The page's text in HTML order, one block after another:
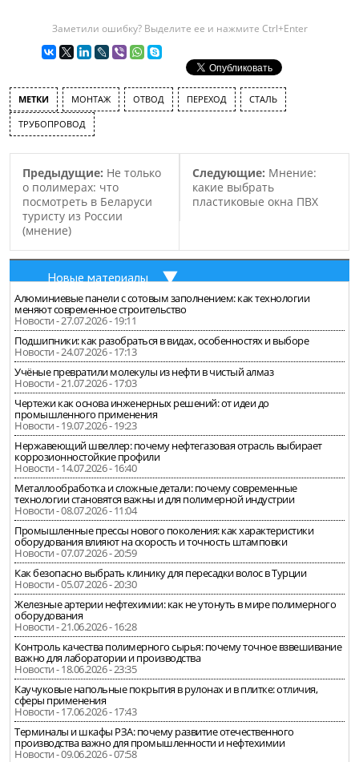
Заметили ошибку? Выделите ее и нажмите Ctrl+Enter
МЕТКИ МОНТАЖ ОТВОД ПЕРЕХОД СТАЛЬ
ТРУБОПРОВОД
Предыдущие: Не только
о полимерах: что
посмотреть в Беларуси
туристу из России
(мнение)
Следующие: Мнение:
какие выбрать
пластиковые окна ПВХ
Новые материалы
Алюминиевые панели с сотовым заполнением: как технологии
меняют современное строительство
Новости - 27.07.2026 - 19:11
Подшипники: как разобраться в видах, особенностях и выборе
Новости - 24.07.2026 - 17:13
Учёные превратили молекулы из нефти в чистый алмаз
Новости - 21.07.2026 - 17:03
Чертежи как основа инженерных решений: от идеи до
промышленного применения
Новости - 19.07.2026 - 19:23
Нержавеющий швеллер: почему нефтегазовая отрасль выбирает
коррозионностойкие профили
Новости - 14.07.2026 - 16:40
Металлообработка и сложные детали: почему современные
технологии становятся важны и для полимерной индустрии
Новости - 08.07.2026 - 11:04
Промышленные прессы нового поколения: как характеристики
оборудования влияют на скорость и точность штамповки
Новости - 07.07.2026 - 20:59
Как безопасно выбрать клинику для пересадки волос в Турции
Новости - 05.07.2026 - 20:30
Железные артерии нефтехимии: как не утонуть в мире полимерного
оборудования
Новости - 21.06.2026 - 16:28
Контроль качества полимерного сырья: почему точное взвешивание
важно для лаборатории и производства
Новости - 18.06.2026 - 23:35
Каучуковые напольные покрытия в рулонах и в плитке: отличия,
сферы применения
Новости - 17.06.2026 - 17:43
Терминалы и шкафы РЗА: почему развитие отечественного
производства важно для промышленности и нефтехимии
Новости - 09.06.2026 - 07:58